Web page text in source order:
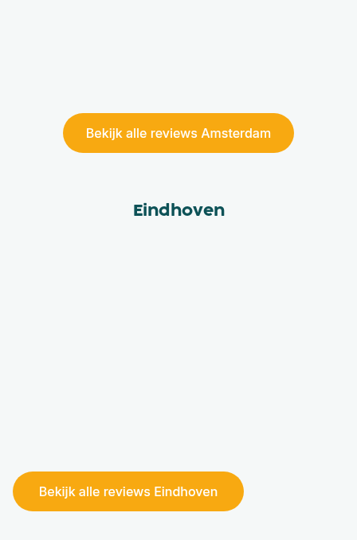
Eindhoven